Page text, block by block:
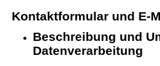
Kontaktformular und E-
Beschreibung und
Datenverarbeitung